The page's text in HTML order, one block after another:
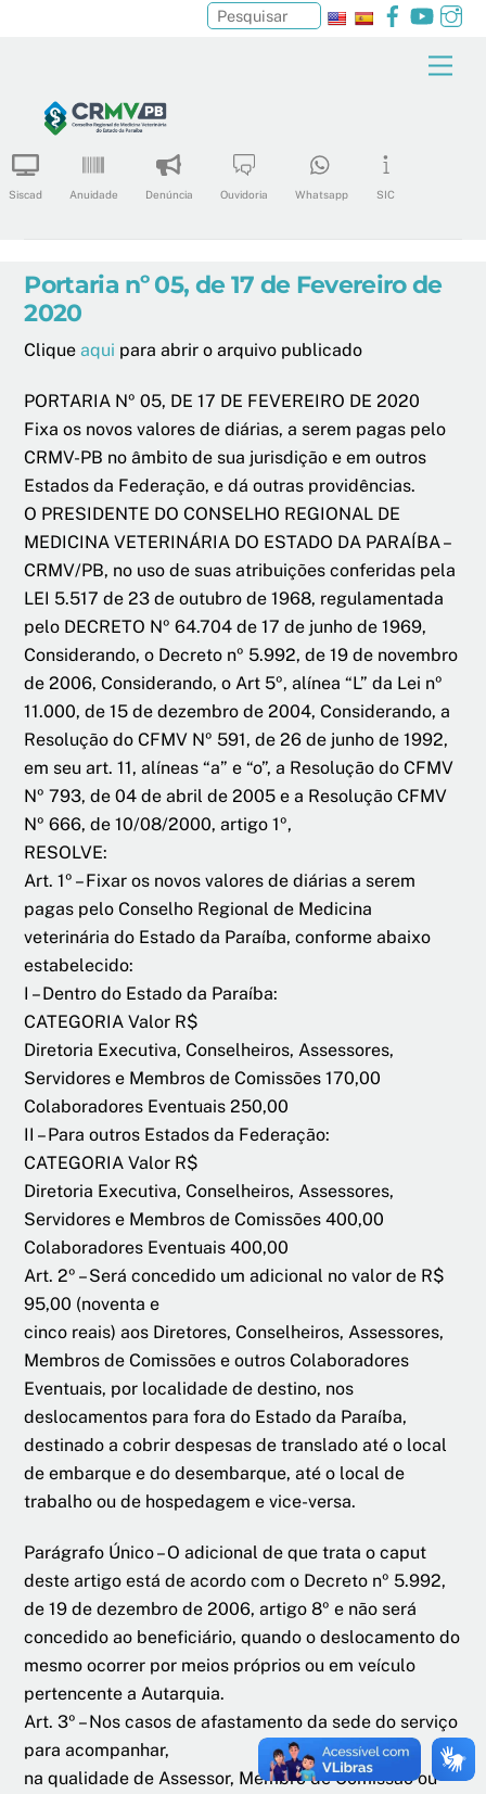
content
Facebook
Siscad Anuidade Denúncia Ouvidoria Whatsapp SIC
Pesquisar
Portaria nº 05, de 17 de Fevereiro de
2020
Clique aqui para abrir o arquivo publicado
PORTARIA Nº 05, DE 17 DE FEVEREIRO DE 2020
Fixa os novos valores de diárias, a serem pagas pelo
CRMV-PB no âmbito de sua jurisdição e em outros
Estados da Federação, e dá outras providências.
O PRESIDENTE DO CONSELHO REGIONAL DE
MEDICINA VETERINÁRIA DO ESTADO DA PARAÍBA –
CRMV/PB, no uso de suas atribuições conferidas pela
LEI 5.517 de 23 de outubro de 1968, regulamentada
pelo DECRETO Nº 64.704 de 17 de junho de 1969,
Considerando, o Decreto nº 5.992, de 19 de novembro
de 2006, Considerando, o Art 5º, alínea “L” da Lei nº
11.000, de 15 de dezembro de 2004, Considerando, a
Resolução do CFMV Nº 591, de 26 de junho de 1992,
em seu art. 11, alíneas “a” e “o”, a Resolução do CFMV
Nº 793, de 04 de abril de 2005 e a Resolução CFMV
Nº 666, de 10/08/2000, artigo 1º,
RESOLVE:
Art. 1º – Fixar os novos valores de diárias a serem
pagas pelo Conselho Regional de Medicina
veterinária do Estado da Paraíba, conforme abaixo
estabelecido:
I – Dentro do Estado da Paraíba:
CATEGORIA Valor R$
Diretoria Executiva, Conselheiros, Assessores,
Servidores e Membros de Comissões 170,00
Colaboradores Eventuais 250,00
II – Para outros Estados da Federação:
CATEGORIA Valor R$
Diretoria Executiva, Conselheiros, Assessores,
Servidores e Membros de Comissões 400,00
Colaboradores Eventuais 400,00
Art. 2º – Será concedido um adicional no valor de R$
95,00 (noventa e
cinco reais) aos Diretores, Conselheiros, Assessores,
Membros de Comissões e outros Colaboradores
Eventuais, por localidade de destino, nos
deslocamentos para fora do Estado da Paraíba,
destinado a cobrir despesas de translado até o local
de embarque e do desembarque, até o local de
trabalho ou de hospedagem e vice-versa.
Parágrafo Único – O adicional de que trata o caput
deste artigo está de acordo com o Decreto nº 5.992,
de 19 de dezembro de 2006, artigo 8º e não será
concedido ao beneficiário, quando o deslocamento do
mesmo ocorrer por meios próprios ou em veículo
pertencente a Autarquia.
Art. 3º – Nos casos de afastamento da sede do serviço
para acompanhar,
na qualidade de Assessor, Membro de Comissão ou